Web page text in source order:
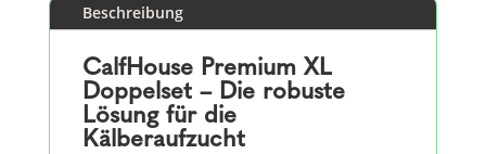
Beschreibung
CalfHouse Premium XL
Doppelset – Die robuste
Lösung für die
Kälberaufzucht